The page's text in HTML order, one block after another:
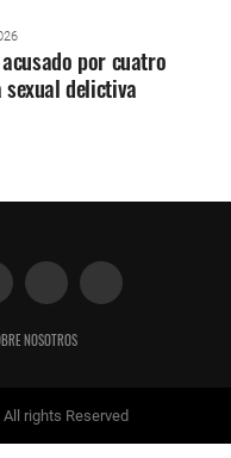
por cuatro
delictiva
NOSOTROS
All rights Reserved